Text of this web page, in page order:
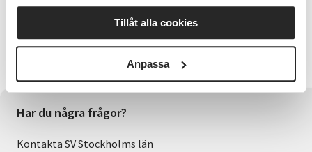
Tillåt alla cookies
Anpassa
Jazz/showdanslinjerna finns på olika nivåer och för
linjerna i maj, eventuella restplatser fylls i augusti och
Har du några frågor?
Kontakta SV Stockholms län